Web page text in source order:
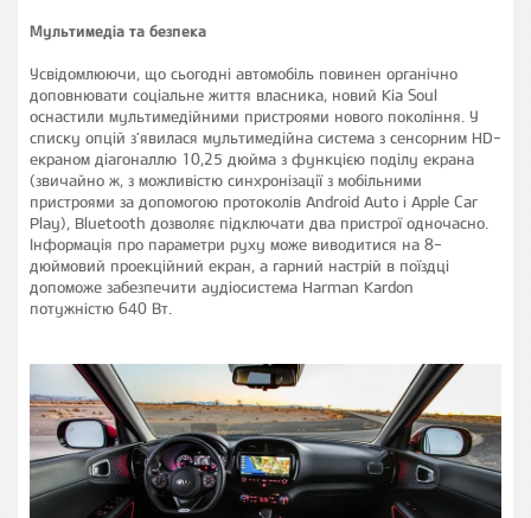
Мультимедіа та безпека
Усвідомлюючи, що сьогодні автомобіль повинен органічно
доповнювати соціальне життя власника, новий Kia Soul
оснастили мультимедійними пристроями нового покоління. У
списку опцій з'явилася мультимедійна система з сенсорним HD-
екраном діагоналлю 10,25 дюйма з функцією поділу екрана
(звичайно ж, з можливістю синхронізації з мобільними
пристроями за допомогою протоколів Android Auto і Apple Car
Play), Bluetooth дозволяє підключати два пристрої одночасно.
Інформація про параметри руху може виводитися на 8-
дюймовий проекційний екран, а гарний настрій в поїздці
допоможе забезпечити аудіосистема Harman Kardon
потужністю 640 Вт.